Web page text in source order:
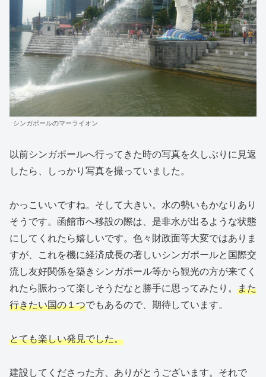
シンガポールのマーライオン
以前シンガポールへ行ってきた時の写真を久しぶりに見返
したら、しっかり写真を撮っていました。
かっこいいですね。そして大きい。水の勢いもかなりあり
そうです。函館市へ移設の際は、是非水が出るような状態
にしてくれたら嬉しいです。色々財政面等大変ではありま
すが、これを機に経済成長の著しいシンガポールと国際交
流し友好関係を築きシンガポール等から観光の方が来てく
れたら賑わって楽しそうだなと勝手に思ってみたり。 また
行きたい国の１つでもあるので、期待しています。
とても楽しい発見でした。
建設してくださった方、ありがとうございます。それで